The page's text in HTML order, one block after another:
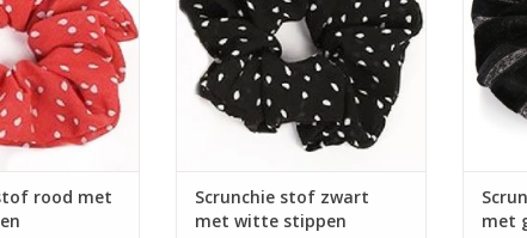
rood met
Scrunchie stof zwart
met witte stippen
met